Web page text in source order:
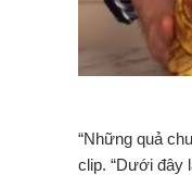
“Những quả
clip. “Dưới đây